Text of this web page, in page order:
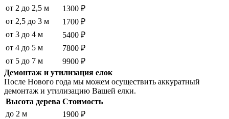
от 2 до 2,5 м
1300 ₽
от 2,5 до 3 м
1700 ₽
от 3 до 4 м
5400 ₽
от 4 до 5 м
7800 ₽
от 5 до 7 м
9900 ₽
Демонтаж и утилизация елок
После Нового года мы можем осуществить аккуратный
демонтаж и утилизацию Вашей елки.
Высота дерева Стоимость
до 2 м
1900 ₽